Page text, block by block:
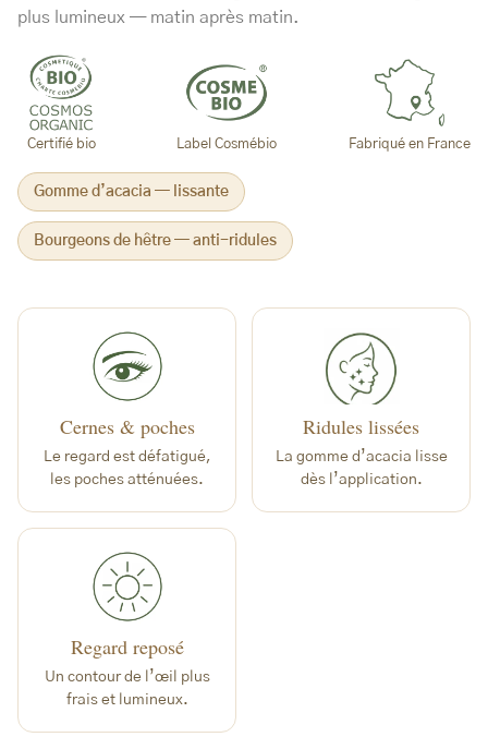
plus lumineux — matin après matin.
Certifié bio Label Cosmébio Fabriqué en France
Gomme d’acacia — lissante
Bourgeons de hêtre — anti-ridules
Cernes & poches
Le regard est défatigué,
les poches atténuées.
Ridules lissées
La gomme d’acacia lisse
dès l’application.
Regard reposé
Un contour de l’œil plus
frais et lumineux.